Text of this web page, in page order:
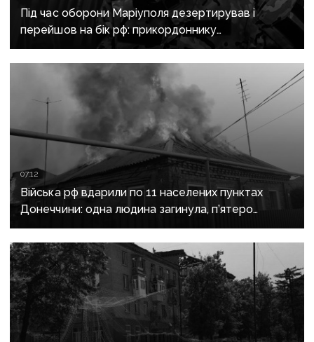
Під час оборони Маріуполя дезертирував і
перейшов на бік рф: прикордоннику
з «Азовсталі» повідомили про підозру
07:12
Війська рф вдарили по 11 населених пунктах
Донеччини: одна людина загинула, п’ятеро
поранені